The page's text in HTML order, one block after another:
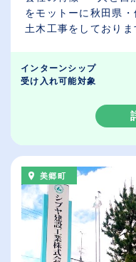
をモットーに秋田県
土木工事をしており
インターンシップ
受け入れ可能対象
美郷町